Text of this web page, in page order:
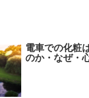
電車での化粧
のか・なぜ・